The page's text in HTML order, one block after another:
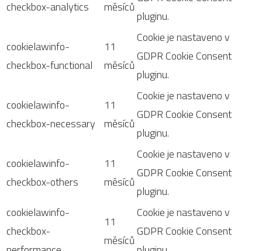
checkbox-analytics
měsíců
pluginu.
cookielawinfo-
checkbox-functional
11
měsíců
Cookie je nastaveno v
GDPR Cookie Consent
pluginu.
cookielawinfo-
checkbox-necessary
11
měsíců
Cookie je nastaveno v
GDPR Cookie Consent
pluginu.
cookielawinfo-
checkbox-others
11
měsíců
Cookie je nastaveno v
GDPR Cookie Consent
pluginu.
cookielawinfo-
checkbox-
11
měsíců
Cookie je nastaveno v
GDPR Cookie Consent